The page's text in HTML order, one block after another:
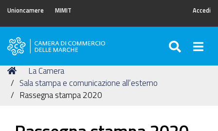
Unioncamere MIMIT Accedi
Camera
Commercio
delle
Marche
Tu
sei
qui:
Home
La Camera
Sala stampa e comunicazione all’esterno
Rassegna stampa 2020